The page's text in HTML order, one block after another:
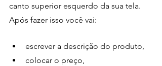
canto superior esquerdo da sua tela.
Após fazer isso você vai:
escrever a descrição do produto,
colocar o preço,